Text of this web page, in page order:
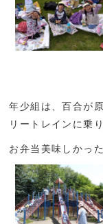
年少組は、百合が
リートレインに乗
お弁当美味しかっ